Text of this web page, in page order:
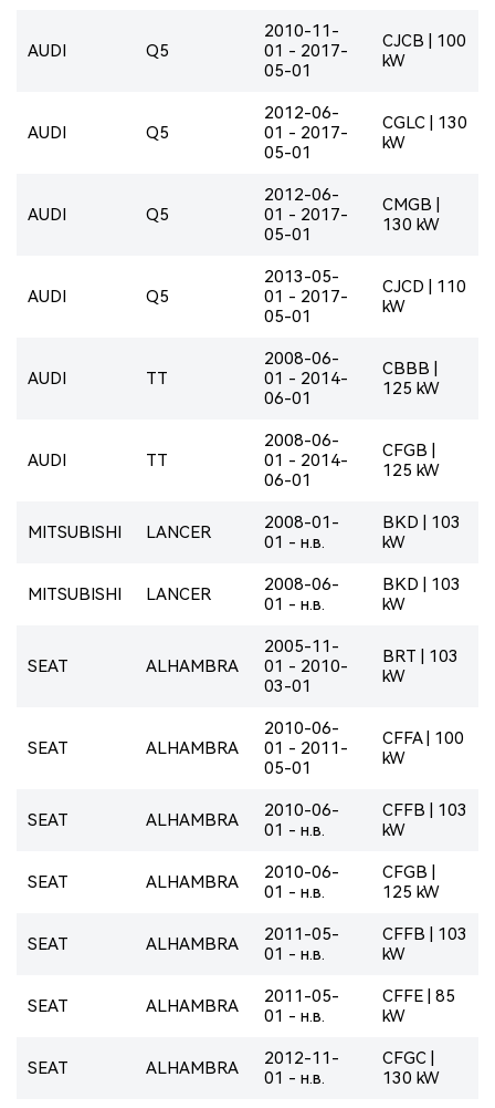
AUDI Q5
2010-11-
01 - 2017-
05-01
CJCB | 100
kW
AUDI Q5
2012-06-
01 - 2017-
05-01
CGLC | 130
kW
AUDI Q5
2012-06-
01 - 2017-
05-01
CMGB |
130 kW
AUDI Q5
2013-05-
01 - 2017-
05-01
CJCD | 110
kW
AUDI TT
2008-06-
01 - 2014-
06-01
CBBB |
125 kW
AUDI TT
2008-06-
01 - 2014-
06-01
CFGB |
125 kW
MITSUBISHI LANCER
2008-01-
01 - н.в.
BKD | 103
kW
MITSUBISHI LANCER
2008-06-
01 - н.в.
BKD | 103
kW
SEAT ALHAMBRA
2005-11-
01 - 2010-
03-01
BRT | 103
kW
SEAT ALHAMBRA
2010-06-
01 - 2011-
05-01
CFFA | 100
kW
SEAT ALHAMBRA
2010-06-
01 - н.в.
CFFB | 103
kW
SEAT ALHAMBRA
2010-06-
01 - н.в.
CFGB |
125 kW
SEAT ALHAMBRA
2011-05-
01 - н.в.
CFFB | 103
kW
SEAT ALHAMBRA
2011-05-
01 - н.в.
CFFE | 85
kW
SEAT ALHAMBRA
2012-11-
01 - н.в.
CFGC |
130 kW